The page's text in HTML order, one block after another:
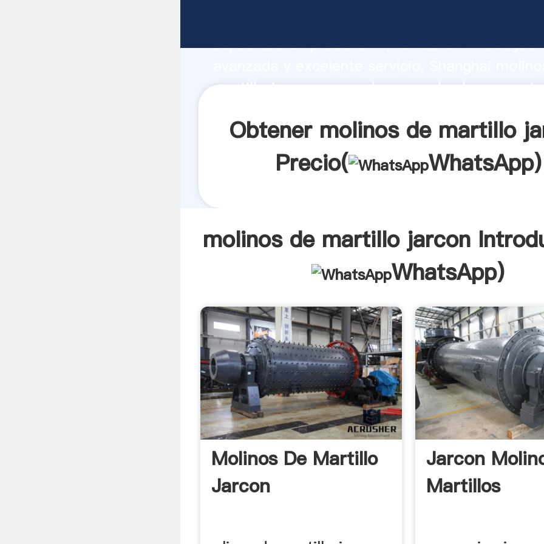
capacidad de producción, fuerza de
martillo jarcon proveedor crea el valor y
Obtener molinos de martillo
Precio(
WhatsApp)
molinos de martillo jarcon
WhatsApp)
Molinos De Martillo
Jarcon
Jarcon
Martillos